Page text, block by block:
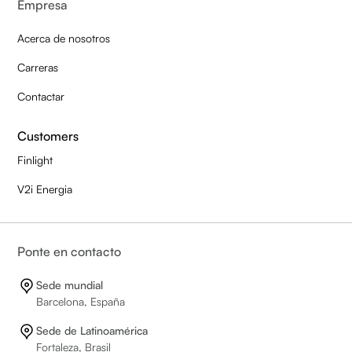
Empresa
Acerca de nosotros
Carreras
Contactar
Customers
Finlight
V2i Energia
Ponte en contacto
Sede mundial
Barcelona, España
Sede de Latinoamérica
Fortaleza, Brasil